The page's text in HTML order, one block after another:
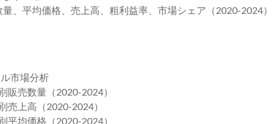
、平均価格、売上高、粗利益率、市場シェア（2020-2024）
市場分析
販売数量（2020-2024）
売上高（2020-2024）
平均価格（2020-2024）